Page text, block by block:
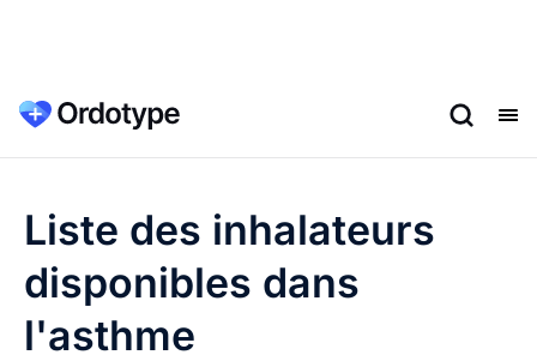
Liste des inhalateurs
disponibles dans
l'asthme